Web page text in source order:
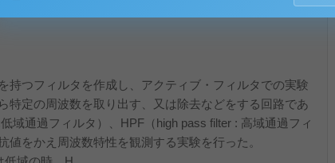
持つフィルタを作成し、アクティブ・フィルタでの実験
特定の周波数を取り出す、又は除去などをする回路であ
域通過フィルタ）、HPF（high pass filter : 高域通過フィ
をかえ周波数特性を観測する実験を行った。